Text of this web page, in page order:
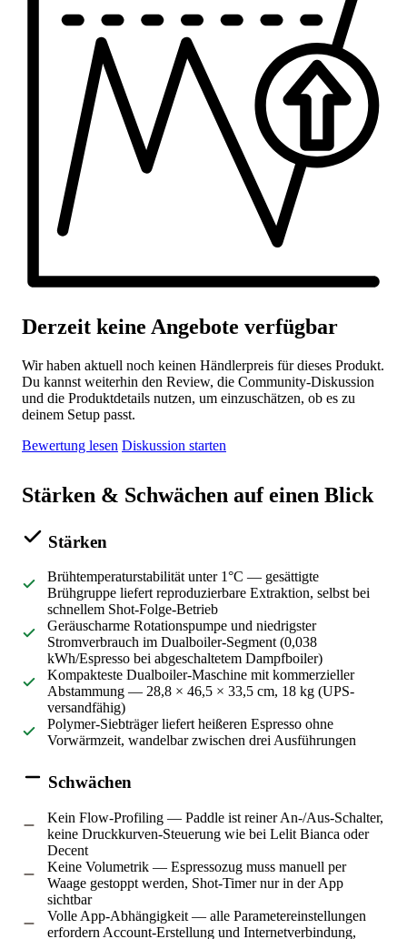
Derzeit keine Angebote verfügbar
Wir haben aktuell noch keinen Händlerpreis für dieses Produkt.
Du kannst weiterhin den Review, die Community-Diskussion
und die Produktdetails nutzen, um einzuschätzen, ob es zu
deinem Setup passt.
Bewertung lesen Diskussion starten
Stärken & Schwächen auf einen Blick
Stärken
Brühtemperaturstabilität unter 1°C — gesättigte
Brühgruppe liefert reproduzierbare Extraktion, selbst bei
schnellem Shot-Folge-Betrieb
Geräuscharme Rotationspumpe und niedrigster
Stromverbrauch im Dualboiler-Segment (0,038
kWh/Espresso bei abgeschaltetem Dampfboiler)
Kompakteste Dualboiler-Maschine mit kommerzieller
Abstammung — 28,8 × 46,5 × 33,5 cm, 18 kg (UPS-
versandfähig)
Polymer-Siebträger liefert heißeren Espresso ohne
Vorwärmzeit, wandelbar zwischen drei Ausführungen
Schwächen
Kein Flow-Profiling — Paddle ist reiner An-/Aus-Schalter,
keine Druckkurven-Steuerung wie bei Lelit Bianca oder
Decent
Keine Volumetrik — Espressozug muss manuell per
Waage gestoppt werden, Shot-Timer nur in der App
sichtbar
Volle App-Abhängigkeit — alle Parametereinstellungen
erfordern Account-Erstellung und Internetverbindung,